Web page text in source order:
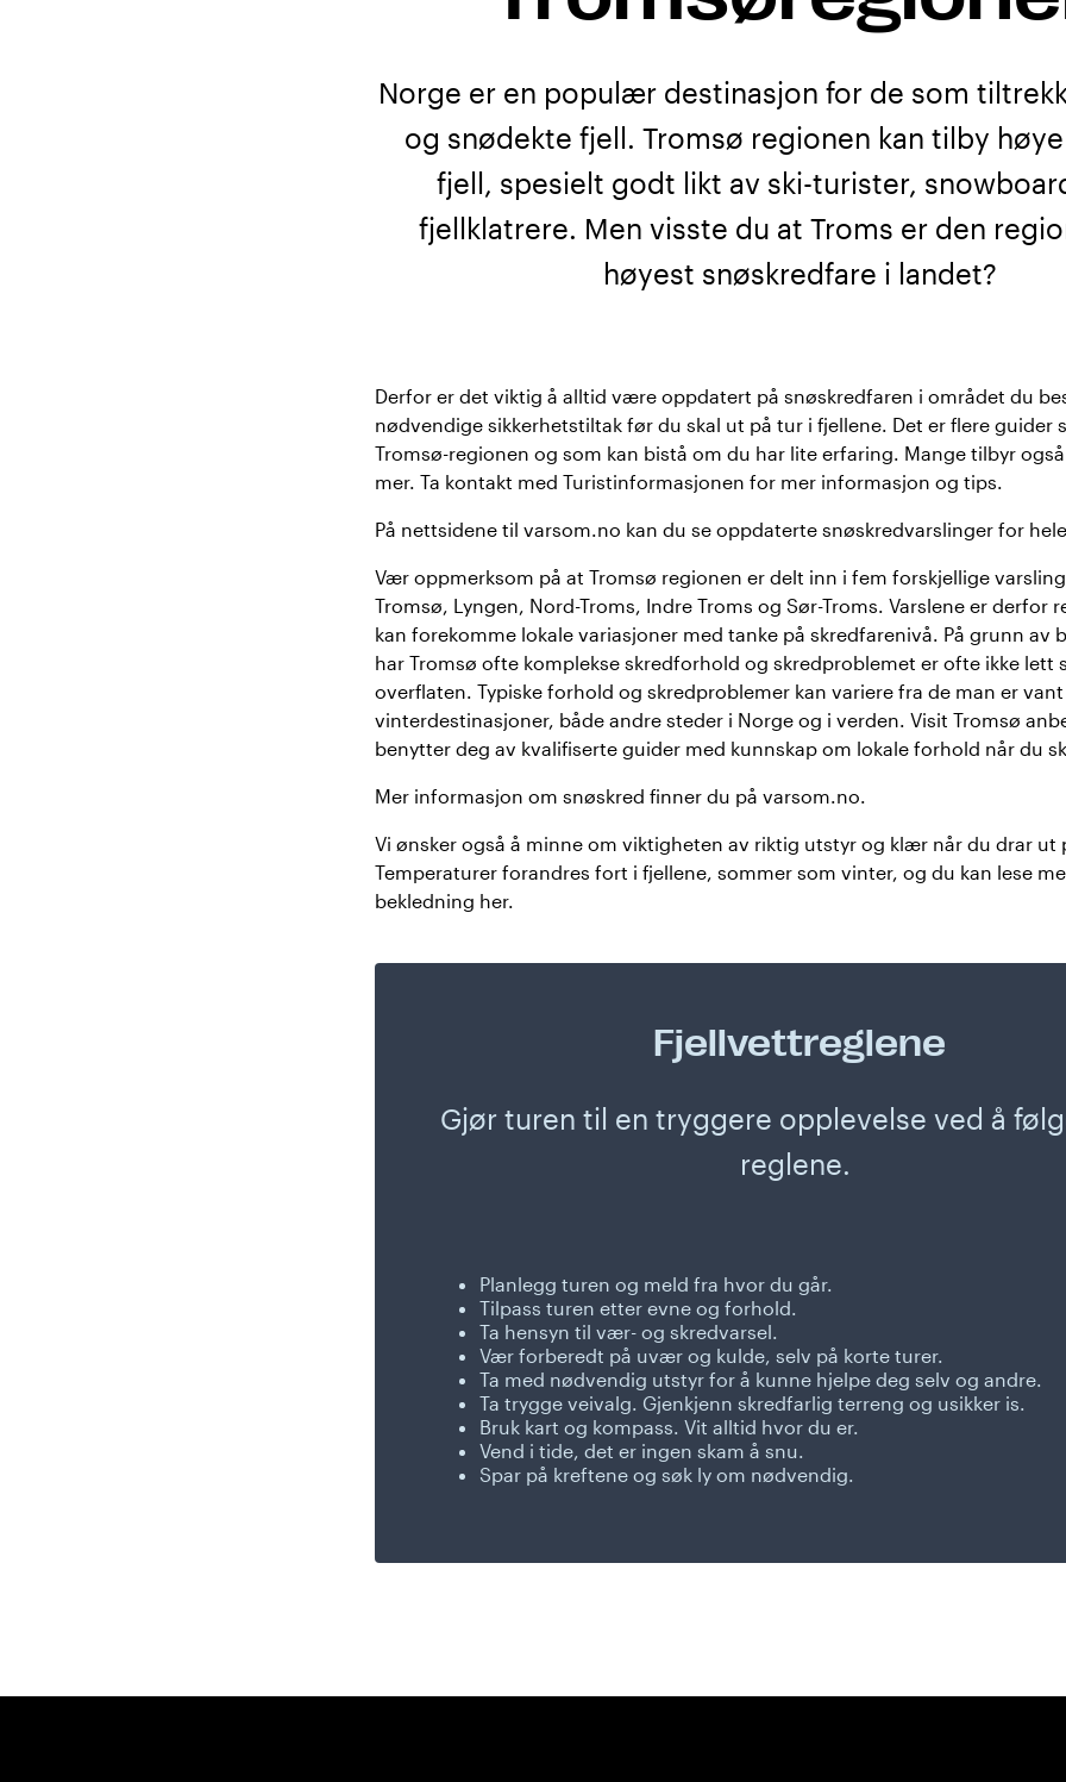
Norge er en populær destinasjon for de som
og snødekte fjell. Tromsø regionen kan tilby
fjell, spesielt godt likt av ski-turister,
fjellklatrere. Men visste du at Troms er den
høyest snøskredfare i landet?
Derfor er det viktig å alltid være oppdatert på snøskredfaren i området du
nødvendige sikkerhetstiltak før du skal ut på tur i fjellene. Det er flere guider
Tromsø-regionen og som kan bistå om du har lite erfaring. Mange tilbyr
mer. Ta kontakt med Turistinformasjonen for mer informasjon og tips.
På nettsidene til varsom.no kan du se oppdaterte snøskredvarslinger for
Vær oppmerksom på at Tromsø regionen er delt inn i fem forskjellige
Tromsø, Lyngen, Nord-Troms, Indre Troms og Sør-Troms. Varslene er derfor
kan forekomme lokale variasjoner med tanke på skredfarenivå. På grunn av
har Tromsø ofte komplekse skredforhold og skredproblemet er ofte ikke lett
overflaten. Typiske forhold og skredproblemer kan variere fra de man er
vinterdestinasjoner, både andre steder i Norge og i verden. Visit Tromsø
benytter deg av kvalifiserte guider med kunnskap om lokale forhold når du
Mer informasjon om snøskred finner du på varsom.no.
Vi ønsker også å minne om viktigheten av riktig utstyr og klær når du drar ut
Temperaturer forandres fort i fjellene, sommer som vinter, og du kan lese
bekledning her.
Fjellvettreglene
Gjør turen til en tryggere opplevelse ved å
reglene.
Planlegg turen og meld fra hvor du går.
Tilpass turen etter evne og forhold.
Ta hensyn til vær- og skredvarsel.
Vær forberedt på uvær og kulde, selv på korte turer.
Ta med nødvendig utstyr for å kunne hjelpe deg selv og andre.
Ta trygge veivalg. Gjenkjenn skredfarlig terreng og usikker is.
Bruk kart og kompass. Vit alltid hvor du er.
Vend i tide, det er ingen skam å snu.
Spar på kreftene og søk ly om nødvendig.